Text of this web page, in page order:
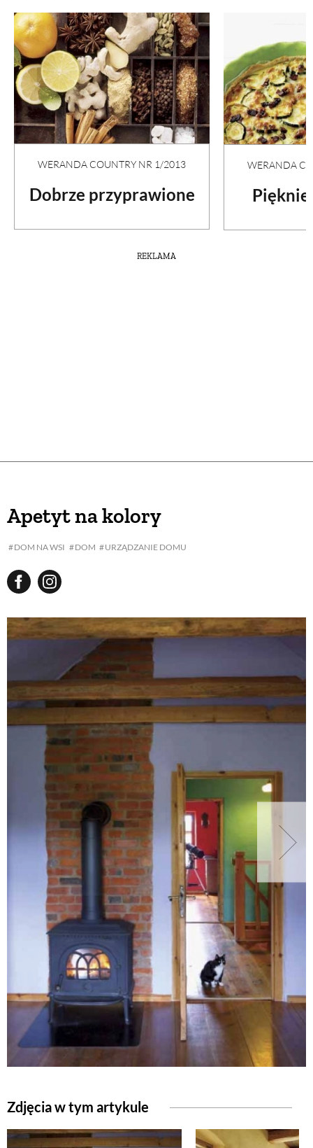
WERANDA COUNTRY NR 1/2013
Dobrze przyprawione
WERANDA
REKLAMA
Apetyt na kolory
DOM NA WSI DOM URZĄDZANIE DOMU
Zdjęcia w tym artykule